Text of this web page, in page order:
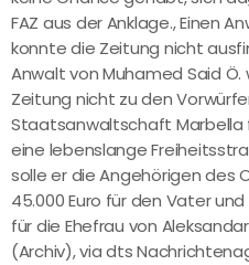
FAZ aus der Anklage., Einen
konnte die Zeitung nicht
Anwalt von Muhamed Said
Zeitung nicht zu den
Staatsanwaltschaft Marbella
eine lebenslange
solle er die Angehörigen des
45.000 Euro für den Vater
für die Ehefrau von
(Archiv), via dts